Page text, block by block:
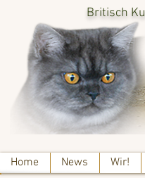
Britisch
Home News Wir!